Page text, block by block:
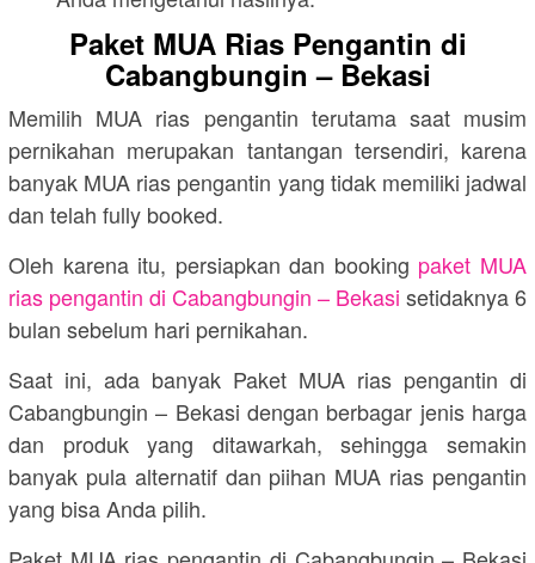
Paket MUA Rias Pengantin di
Cabangbungin – Bekasi
Memilih MUA rias pengantin terutama saat musim
pernikahan merupakan tantangan tersendiri, karena
banyak MUA rias pengantin yang tidak memiliki jadwal
dan telah fully booked.
Oleh karena itu, persiapkan dan booking paket MUA
rias pengantin di Cabangbungin – Bekasi setidaknya 6
bulan sebelum hari pernikahan.
Saat ini, ada banyak Paket MUA rias pengantin di
Cabangbungin – Bekasi dengan berbagar jenis harga
dan produk yang ditawarkah, sehingga semakin
banyak pula alternatif dan piihan MUA rias pengantin
yang bisa Anda pilih.